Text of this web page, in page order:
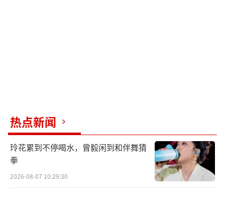
热点新闻
玲花累到不停喝水，曾毅闲到和伴舞猜
拳
2026-08-07 10:29:30